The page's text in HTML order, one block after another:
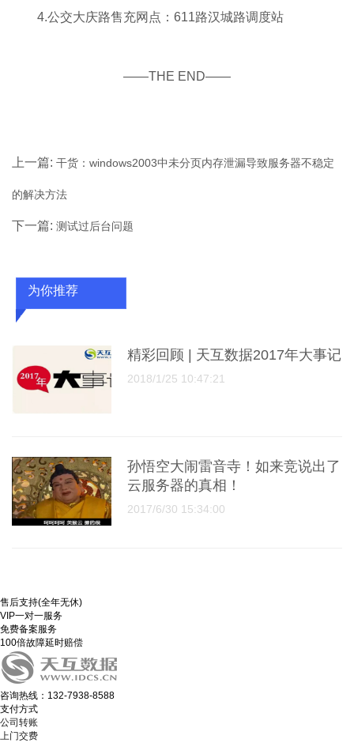
4.公交大庆路售充网点：611路汉城路调度站
——THE END——
上一篇:干货：windows2003中未分页内存泄漏导致服务器不稳定
的解决方法
下一篇:测试过后台问题
为你推荐
精彩回顾 | 天互数据2017年大事记
2018/1/25 10:47:21
孙悟空大闹雷音寺！如来竞说出了
云服务器的真相！
2017/6/30 15:34:00
售后支持(全年无休)
VIP一对一服务
免费备案服务
100倍故障延时赔偿
咨询热线：132-7938-8588
支付方式
公司转账
上门交费